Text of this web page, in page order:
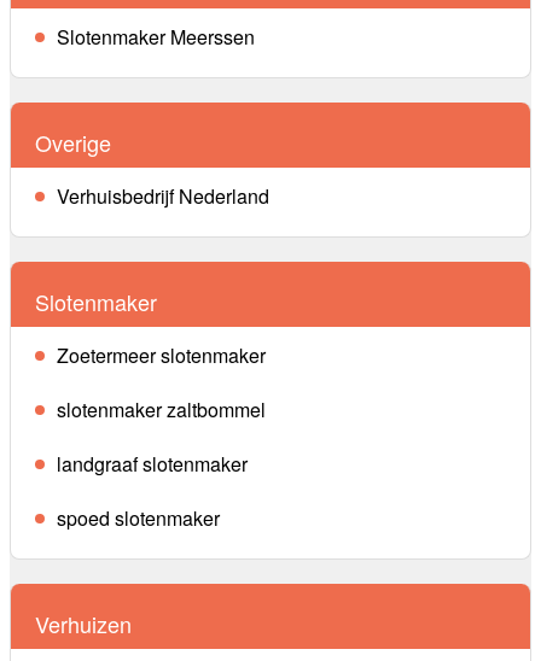
Slotenmaker Meerssen
Overige
Verhuisbedrijf Nederland
Slotenmaker
Zoetermeer slotenmaker
slotenmaker zaltbommel
landgraaf slotenmaker
spoed slotenmaker
Verhuizen